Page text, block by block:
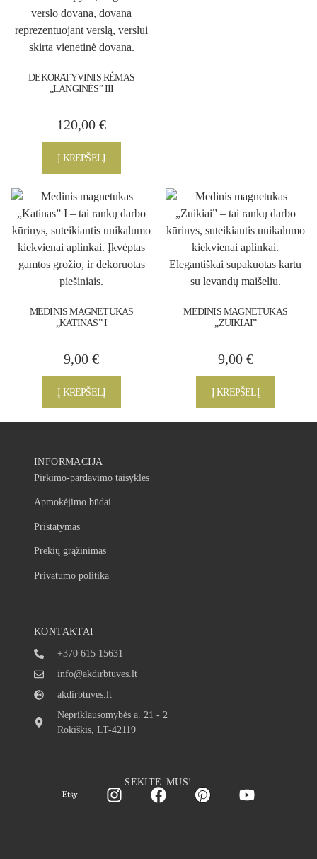
DEKORATYVINIS RĖMAS
„LANGINĖS” III
120,00€
Į KREPŠELĮ
MEDINIS MAGNETUKAS
„KATINAS” I
9,00€
Į KREPŠELĮ
MEDINIS MAGNETUKAS
„ZUIKIAI”
9,00 €
Į KREPŠELĮ
INFORMACIJA
Pirkimo-pardavimo taisyklės
Apmokėjimo būdai
Pristatymas
Prekių grąžinimas
Privatumo politika
KONTAKTAI
+370 615 15631
info@akdirbtuves.lt
akdirbtuves.lt
Nepriklausomybės a. 21 - 2
Rokiškis, LT-42119
SEKITE MUS!